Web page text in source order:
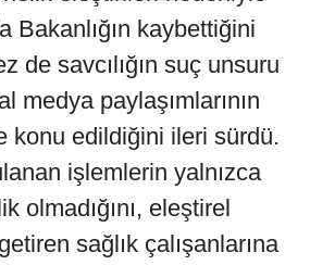
Bakanlığın kaybettiğini
de savcılığın suç unsuru
medya paylaşımlarının
konu edildiğini ileri sürdü.
işlemlerin yalnızca
olmadığını, eleştirel
sağlık çalışanlarına